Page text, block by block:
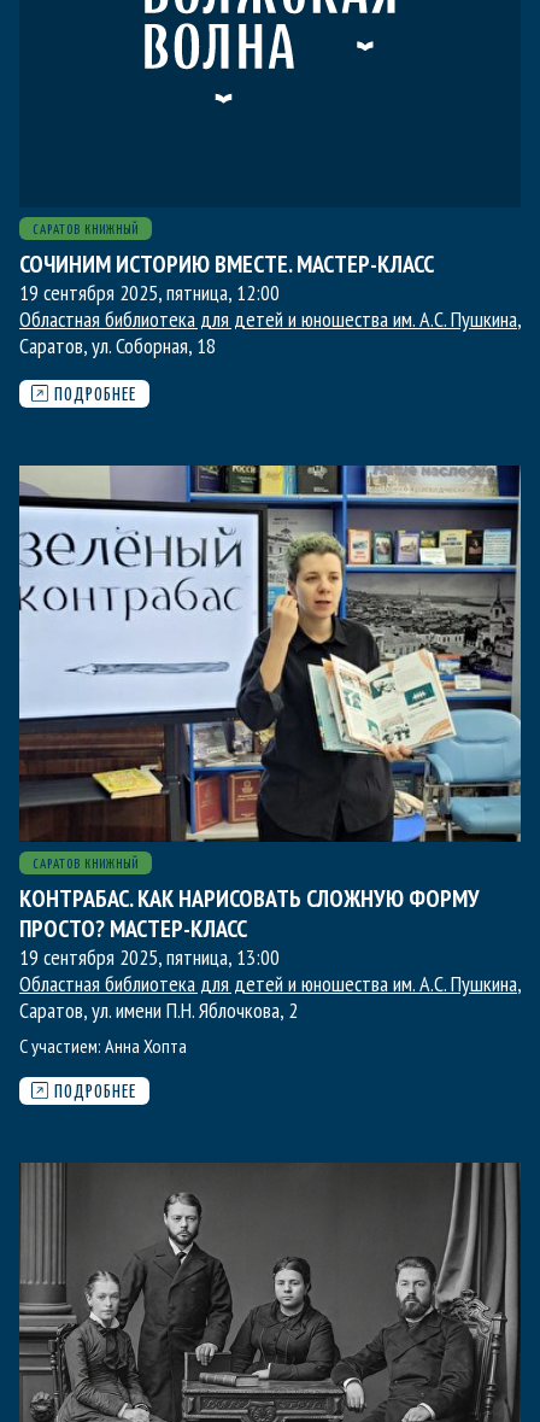
САРАТОВ КНИЖНЫЙ
СОЧИНИМ ИСТОРИЮ ВМЕСТЕ. МАСТЕР-КЛАСС
19 сентября 2025, пятница, 12:00
Областная библиотека для детей и юношества им. А.С. Пушкина,
Саратов, ул. Соборная, 18
ПОДРОБНЕЕ
САРАТОВ КНИЖНЫЙ
КОНТРАБАС. КАК НАРИСОВАТЬ СЛОЖНУЮ ФОРМУ
ПРОСТО? МАСТЕР-КЛАСС
19 сентября 2025, пятница, 13:00
Областная библиотека для детей и юношества им. А.С. Пушкина,
Саратов, ул. имени П.Н. Яблочкова, 2
С участием: Анна Хопта
ПОДРОБНЕЕ